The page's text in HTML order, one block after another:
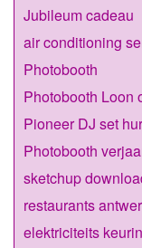
Jubileum cadeau
air conditioning
Photobooth
Photobooth Loon
Pioneer DJ set
Photobooth
sketchup
restaurants
elektriciteits